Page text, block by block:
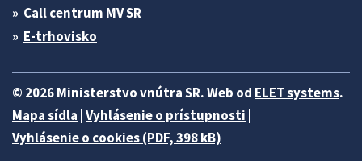
Call centrum MV SR
E-trhovisko
© 2026 Ministerstvo vnútra SR. Web od ELET systems.
Mapa sídla Vyhlásenie o prístupnosti
Vyhlásenie o cookies (PDF, 398 kB)